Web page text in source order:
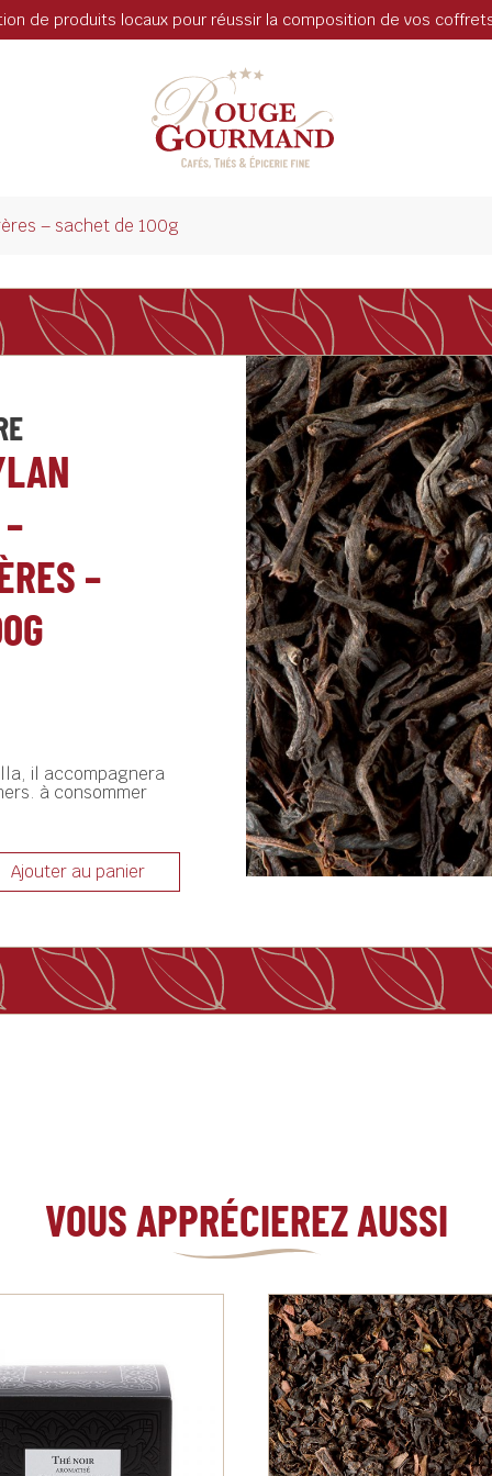
de produits locaux pour réussir la composition de vos
– sachet de 100g
–
il accompagnera
à consommer
Ajouter au panier
VOUS APPRÉCIEREZ AUSSI